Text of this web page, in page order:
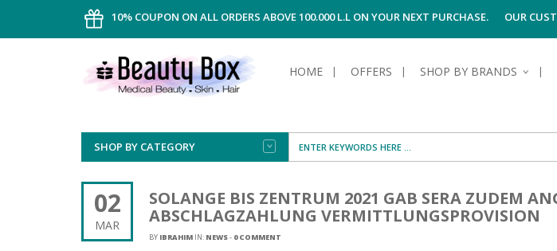
10% COUPON ON ALL ORDERS ABOVE 100.000 L.L ON YOUR NEXT PURCHASE. OUR
HOME OFFERS SHOP BY BRANDS
SHOP BY CATEGORY
FACE
BODY
HAIR
AFTER SUN
ANTIPERSPIRANTS &
DEODORANTS
02
MAR
SOLANGE BIS ZENTRUM 2021 GAB SERA ZUDEM
ABSCHLAGZAHLUNG VERMITTLUNGSPROVISION
BY IBRAHIM IN: NEWS- 0 COMMENT